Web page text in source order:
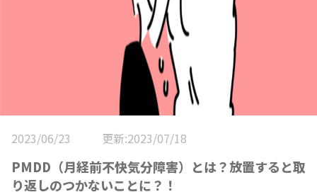
2023/06/23 更新:2023/07/18
PMDD（月経前不快気分障害）とは？放置すると取
り返しのつかないことに？！